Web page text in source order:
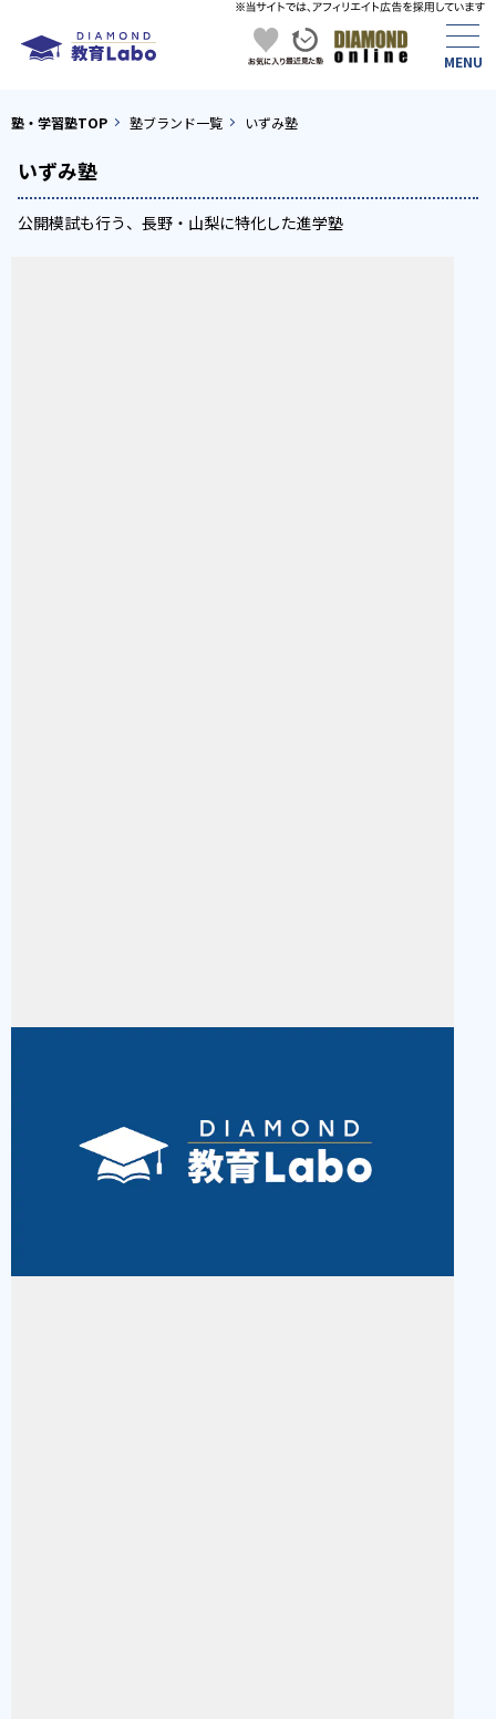
塾・学習塾TOP 塾ブランド一覧 いずみ塾
いずみ塾
公開模試も行う、長野・山梨に特化した進学塾